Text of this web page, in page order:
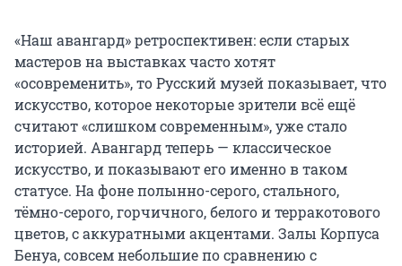
«Наш авангард» ретроспективен: если старых
мастеров на выставках часто хотят
«осовременить», то Русский музей показывает, что
искусство, которое некоторые зрители всё ещё
считают «слишком современным», уже стало
историей. Авангард теперь — классическое
искусство, и показывают его именно в таком
статусе. На фоне полынно-серого, стального,
тёмно-серого, горчичного, белого и терракотового
цветов, с аккуратными акцентами. Залы Корпуса
Бенуа, совсем небольшие по сравнению с